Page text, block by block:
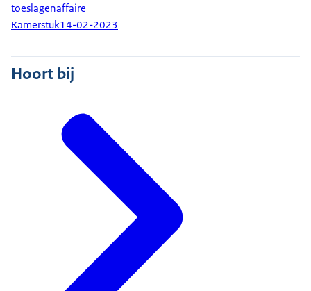
toeslagenaffaire
Kamerstuk14-02-2023
Hoort bij